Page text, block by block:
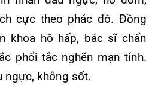
à 72% (thở oxy mask
áp 140/70 mmHg,
phổi phải rì rào phế
Khoa Hồi sức cấp